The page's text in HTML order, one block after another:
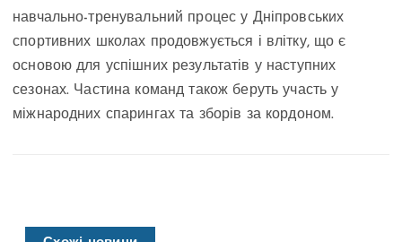
навчально-тренувальний процес у Дніпровських
спортивних школах продовжується і влітку, що є
основою для успішних результатів у наступних
сезонах. Частина команд також беруть участь у
міжнародних спарингах та зборів за кордоном.